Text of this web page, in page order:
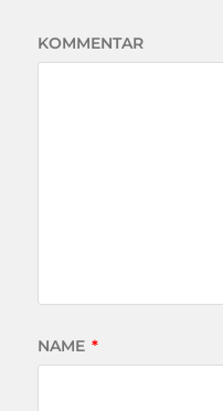
KOMMENTAR
NAME *